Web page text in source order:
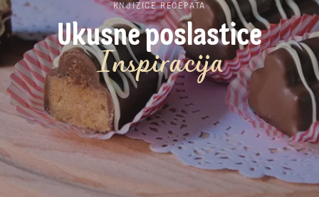
KNJIZICE RECEPATA
Ukusne poslastice
Inspiracija